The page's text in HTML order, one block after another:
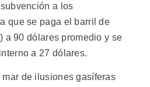
a los
que se paga el barril de
a 90 dólares promedio y se
a 27 dólares.
de ilusiones gasíferas